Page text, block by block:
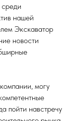
нашей
Экскаватор
новости
могу
пойти навстречу